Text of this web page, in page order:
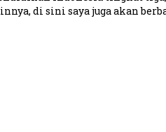
di sini saya juga akan